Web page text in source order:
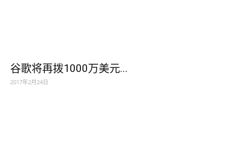
谷歌将再拨1000万美元...
2017年2月24日